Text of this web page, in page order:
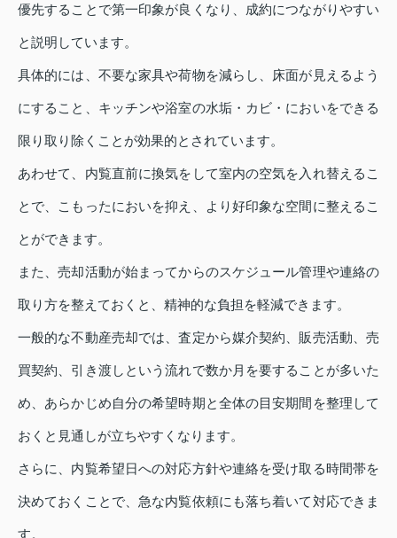
優先することで第一印象が良くなり、成約につながりやすい
と説明しています。
具体的には、不要な家具や荷物を減らし、床面が見えるよう
にすること、キッチンや浴室の水垢・カビ・においをできる
限り取り除くことが効果的とされています。
あわせて、内覧直前に換気をして室内の空気を入れ替えるこ
とで、こもったにおいを抑え、より好印象な空間に整えるこ
とができます。
また、売却活動が始まってからのスケジュール管理や連絡の
取り方を整えておくと、精神的な負担を軽減できます。
一般的な不動産売却では、査定から媒介契約、販売活動、売
買契約、引き渡しという流れで数か月を要することが多いた
め、あらかじめ自分の希望時期と全体の目安期間を整理して
おくと見通しが立ちやすくなります。
さらに、内覧希望日への対応方針や連絡を受け取る時間帯を
決めておくことで、急な内覧依頼にも落ち着いて対応できま
す。